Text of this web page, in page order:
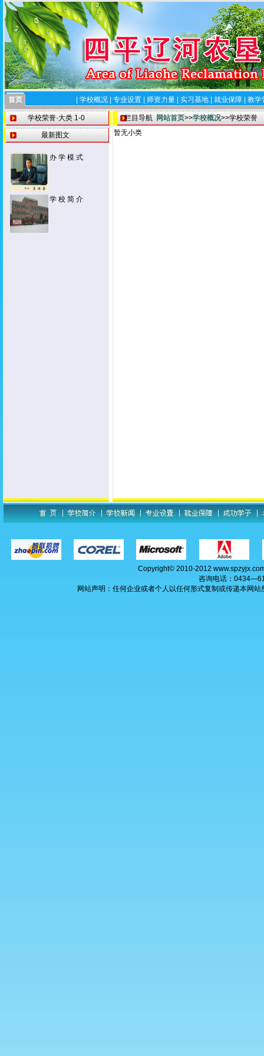
首页 学校概况 专业设置 师资力量 实习基地 就业保障 教学
学校荣誉·大类 1-0
最新图文
办 学 模 式
学 校 简 介
栏目导航 网站首页>>学校概况>>学校荣誉
暂无小类
Copyright© 2010-2012
咨询电话：
网站声明：任何企业或者个人以任何形式复制或传递本网